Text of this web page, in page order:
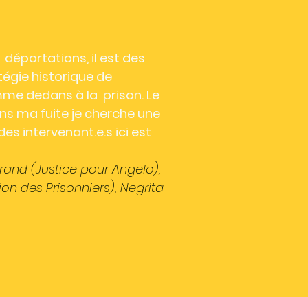
déportations, il est des
historique de
dedans à la prison. Le
ma fuite je cherche une
intervenant.e.s ici est
(Justice pour Angelo),
des Prisonniers), Negrita